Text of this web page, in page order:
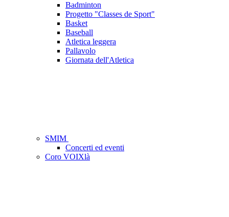
Badminton
Progetto "Classes de Sport"
Basket
Baseball
Atletica leggera
Pallavolo
Giornata dell'Atletica
SMIM
Concerti ed eventi
Coro VOIXlà